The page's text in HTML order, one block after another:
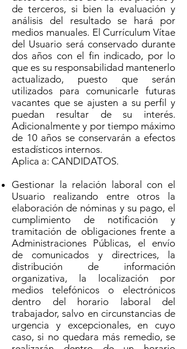
de terceros, si bien la evaluación y
análisis del resultado se hará por
medios manuales. El Currículum Vítae
del Usuario será conservado durante
dos años con el fin indicado, por lo
que es su responsabilidad mantenerlo
actualizado, puesto que serán
utilizados para comunicarle futuras
vacantes que se ajusten a su perfil y
puedan resultar de su interés.
Adicionalmente y por tiempo máximo
de 10 años se conservarán a efectos
estadísticos internos.
Aplica a: CANDIDATOS.
Gestionar la relación laboral con el
Usuario realizando entre otros la
elaboración de nóminas y su pago, el
cumplimiento de notificación y
tramitación de obligaciones frente a
Administraciones Públicas, el envío
de comunicados y directrices, la
distribución de información
organizativa, la localización por
medios telefónicos o electrónicos
dentro del horario laboral del
trabajador, salvo en circunstancias de
urgencia y excepcionales, en cuyo
caso, si no quedara más remedio, se